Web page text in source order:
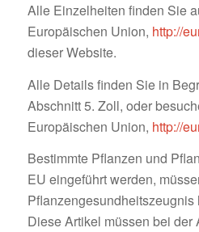
Alle Einzelheiten finden Sie
Europäischen Union, http://
dieser Website.
Alle Details finden Sie in
Abschnitt 5. Zoll, oder
Europäischen Union, http://
Bestimmte Pflanzen und
EU eingeführt werden,
Pflanzengesundheitszeugnis
Diese Artikel müssen bei der